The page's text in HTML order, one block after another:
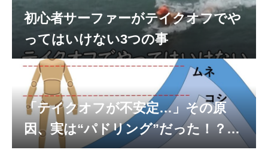
初心者サーファーがテイクオフでや
ってはいけない3つの事
「テイクオフが不安定…」その原
因、実は“パドリング”だった！？サ
ーフィン上達に欠かせない本質的な